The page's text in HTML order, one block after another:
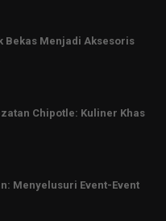
Bekas Menjadi Aksesoris
Chipotle: Kuliner Khas
Menyelusuri Event-Event